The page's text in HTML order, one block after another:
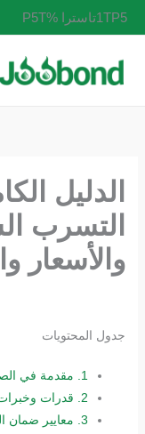
تخطي
إلى
1TP5تاسترا %P5T
الدليل
التسرب
والأسعار
جدول المحتويات
1.
مقدمة في
2.
قدرات وخبرات
3. معايير ضمان